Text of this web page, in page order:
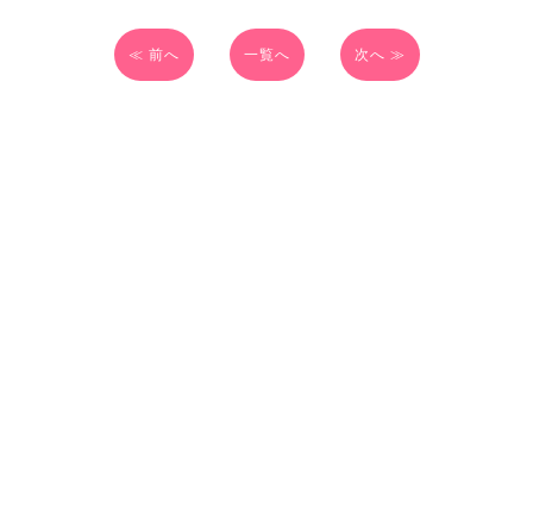
≪ 前へ 一覧へ 次へ ≫